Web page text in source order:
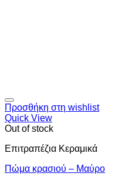
Προσθήκη στη wishlist
Quick View
Out of stock
Επιτραπέζια Κεραμικά
Πώμα κρασιού – Μαύρο